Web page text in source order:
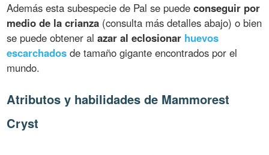
Además esta subespecie de Pal se puedeconseguir por
medio de la crianza (consulta más detalles abajo) o bien
se puede obtener alazar al eclosionar huevos
escarchados de tamaño gigante encontrados por el
mundo.
Atributos y habilidades de Mammorest
Cryst